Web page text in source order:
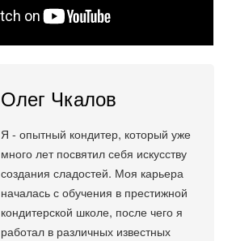
Олег Чкалов
Я - опытный кондитер, который уже
много лет посвятил себя искусству
создания сладостей. Моя карьера
началась с обучения в престижной
кондитерской школе, после чего я
работал в различных известных